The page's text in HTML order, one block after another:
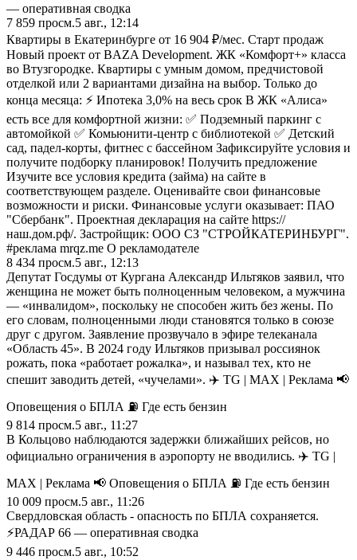
— оперативная сводка
7 859 просм.5 авг., 12:14
Квартиры в Екатеринбурге от 16 904 ₽/мес. Старт продаж
Новый проект от BAZA Development. ЖК «Комфорт+» класса
во Втузгородке. Квартиры с умным домом, предчистовой
отделкой или 2 вариантами дизайна на выбор. Только до
конца месяца: ⚡ Ипотека 3,0% на весь срок В ЖК «Алиса»
есть все для комфортной жизни: ✅ Подземный паркинг с
автомойкой ✅ Комьюнити-центр с библиотекой ✅ Детский
сад, падел-корты, фитнес с бассейном Зафиксируйте условия и
получите подборку планировок! Получить предложение
Изучите все условия кредита (займа) на сайте в
соответствующем разделе. Оценивайте свои финансовые
возможности и риски. Финансовые услуги оказывает: ПАО
"Сбербанк". Проектная декларация на сайте https://
наш.дом.рф/. Застройщик: ООО СЗ "СТРОЙКАТЕРИНБУРГ".
#реклама mrqz.me О рекламодателе
8 434 просм.5 авг., 12:13
Депутат Госдумы от Кургана Александр Ильтяков заявил, что
женщина не может быть полноценным человеком, а мужчина
— «инвалидом», поскольку не способен жить без жены. По
его словам, полноценными люди становятся только в союзе
друг с другом. Заявление прозвучало в эфире телеканала
«Область 45». В 2024 году Ильтяков призывал россиянок
рожать, пока «работает рожалка», и называл тех, кто не
спешит заводить детей, «чучелами». ✈️ TG | MAX | Реклама 📢
Оповещения о БПЛА ⛽️ Где есть бензин
9 814 просм.5 авг., 11:27
В Кольцово наблюдаются задержки ближайших рейсов, но
официально ограничения в аэропорту не вводились. ✈️ TG |
MAX | Реклама 📢 Оповещения о БПЛА ⛽️ Где есть бензин
10 009 просм.5 авг., 11:26
Свердловская область - опасность по БПЛА сохраняется.
⚡️РАДАР 66 — оперативная сводка
9 446 просм.5 авг., 10:52